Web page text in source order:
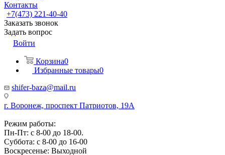
Контакты
+7(473) 221-40-40
Заказать звонок
Задать вопрос
Войти
Корзина0
Избранные товары0
shifer-baza@mail.ru
г. Воронеж, проспект Патриотов, 19А
Режим работы:
Пн-Пт: с 8-00 до 18-00.
Суббота: с 8-00 до 16-00
Воскресенье: Выходной